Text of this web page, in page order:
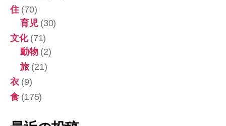
住(70)
育児(30)
文化(71)
動物(2)
旅(21)
衣(9)
食(175)